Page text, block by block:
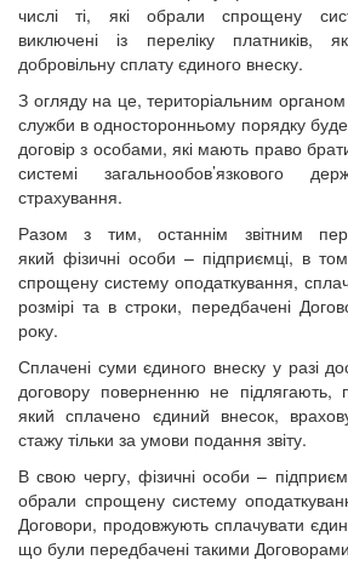
числі ті, які обрали спрощену
виключені із переліку
добровільну сплату єдиного внеску.
З огляду на це, територіальним
служби в односторонньому порядку
договір з особами, які мають право
системі загальнообов’язкового
страхування.
Разом з тим, останнім звітним
який фізичні особи – підприємці, в
спрощену систему оподаткування,
розмірі та в строки, передбачені
року.
Сплачені суми єдиного внеску у разі
договору поверненню не підлягають,
який сплачено єдиний внесок,
стажу тільки за умови подання звіту.
В свою чергу, фізичні особи –
обрали спрощену систему
Договори, продовжують сплачувати
що були передбачені такими